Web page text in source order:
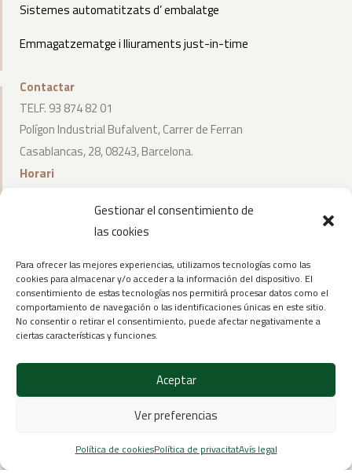
Gestionar el consentimiento de
las cookies
Para ofrecer las mejores experiencias, utilizamos tecnologías como las
cookies para almacenar y/o acceder a la información del dispositivo. El
consentimiento de estas tecnologías nos permitirá procesar datos como el
comportamiento de navegación o las identificaciones únicas en este sitio.
No consentir o retirar el consentimiento, puede afectar negativamente a
ciertas características y funciones.
Aceptar
Ver preferencias
Política de cookiesPolítica de privacitatAvís legal
Sistemes automatitzats d’ embalatge
Emmagatzematge i lliuraments just-in-time
Contactar
TELF. 93 874 82 01
Polígon Industrial Bufalvent, Carrer de Ferran
Casablancas, 28, 08243, Barcelona.
Horari
2024 – Tots els drets reservats Prat-Bosh |Avís legal
Política de cookies|Política de privacitat
Desenvolupatper WebToSell